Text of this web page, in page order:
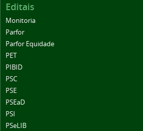
Editais
Monitoria
Parfor
Parfor Equidade
PET
PIBID
PSC
PSE
PSEaD
PSI
PSeLIB